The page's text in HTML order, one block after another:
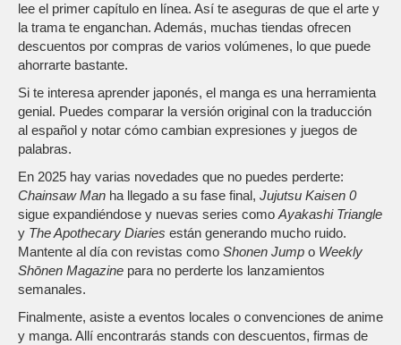
lee el primer capítulo en línea. Así te aseguras de que el arte y
la trama te enganchan. Además, muchas tiendas ofrecen
descuentos por compras de varios volúmenes, lo que puede
ahorrarte bastante.
Si te interesa aprender japonés, el manga es una herramienta
genial. Puedes comparar la versión original con la traducción
al español y notar cómo cambian expresiones y juegos de
palabras.
En 2025 hay varias novedades que no puedes perderte:
Chainsaw Man ha llegado a su fase final, Jujutsu Kaisen 0
sigue expandiéndose y nuevas series como Ayakashi Triangle
y The Apothecary Diaries están generando mucho ruido.
Mantente al día con revistas como Shonen Jump o Weekly
Shōnen Magazine para no perderte los lanzamientos
semanales.
Finalmente, asiste a eventos locales o convenciones de anime
y manga. Allí encontrarás stands con descuentos, firmas de